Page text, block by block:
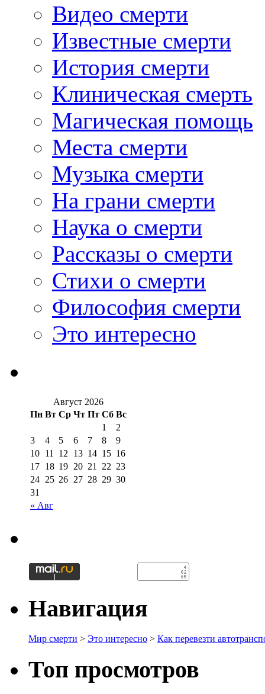
Видео смерти
Известные смерти
История смерти
Клиническая смерть
Магическая помощь
Места смерти
Музыка смерти
На грани смерти
Наука о смерти
Рассказы о смерти
Стихи о смерти
Философия смерти
Это интересно
Август 2026
Пн Вт Ср Чт Пт Сб Вс
« Авг
1
2
3
4 5 6 7 8
9
10 11 12 13 14 15 16
17 18 19 20 21 22 23
24 25 26 27 28 29 30
31
Навигация
Мир смерти > Это интересно > Как перевезти
Топ просмотров